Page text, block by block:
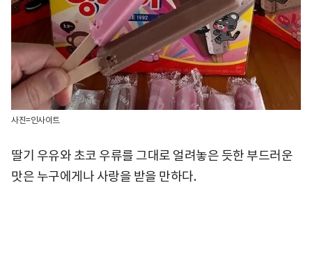
사진=인사이트
딸기 우유와 초코 우류를 그대로 얼려놓은 듯한 부드러운
맛은 누구에게나 사랑을 받을 만하다.